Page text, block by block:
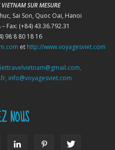
SUR MESURE
Sai Son, Quoc Oai, Hanoi
Fax: (+84) 43.36.792.31
98 8 80 18 16
et http://www.voyagesviet.com
info@voyagesviet.com
NOUS